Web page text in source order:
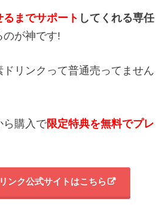
るまでサポート してくれる専任
のが神です!
リンクって普通売ってません
ら購入で限定特典を無料でプレ
ンク公式サイトはこちら